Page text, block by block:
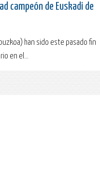
campeón de Euskadi de
han sido este pasado fin
en el...